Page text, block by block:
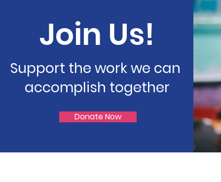
Join Us!
Support the work we can
accomplish together
Donate Now